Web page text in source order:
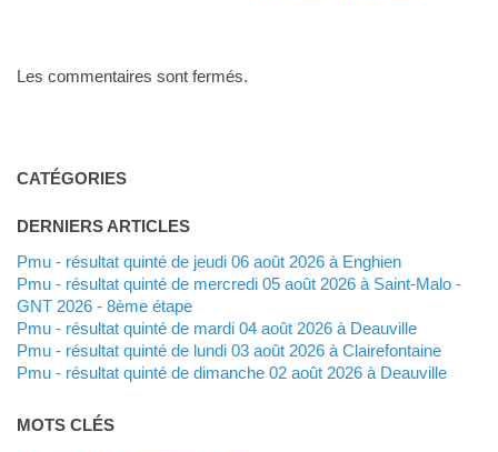
Les commentaires sont fermés.
CATÉGORIES
DERNIERS ARTICLES
Pmu - résultat quinté de jeudi 06 août 2026 à Enghien
Pmu - résultat quinté de mercredi 05 août 2026 à Saint-Malo -
GNT 2026 - 8ème étape
Pmu - résultat quinté de mardi 04 août 2026 à Deauville
Pmu - résultat quinté de lundi 03 août 2026 à Clairefontaine
Pmu - résultat quinté de dimanche 02 août 2026 à Deauville
MOTS CLÉS